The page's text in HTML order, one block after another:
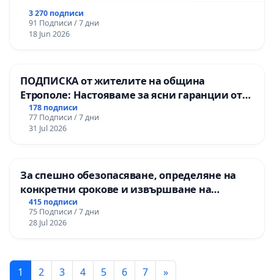
3 270 подписи
91 Подписи / 7 дни
18 Jun 2026
ПОДПИСКА от жителите на община
Етрополе: Настояваме за ясни гаранции от
“Елаците-МЕД” АД и от държавата, че ще се
изпълнят всички екологични норми!
178 подписи
77 Подписи / 7 дни
31 Jul 2026
За спешно обезопасяване, определяне на
конкретни срокове и извършване на
цялостна рехабилитация на
републиканския път между пътен възел АМ
„Тракия“ - гр. Ихтиман - с. Мирово - к.к.
415 подписи
75 Подписи / 7 дни
28 Jul 2026
1 2 3 4 5 6 7 »